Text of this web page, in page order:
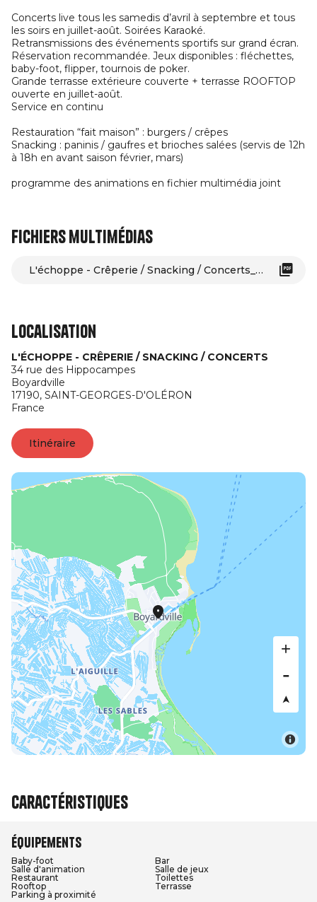
Concerts live tous les samedis d’avril à septembre et tous
les soirs en juillet-août. Soirées Karaoké.
Retransmissions des événements sportifs sur grand écran.
Réservation recommandée. Jeux disponibles : fléchettes,
baby-foot, flipper, tournois de poker.
Grande terrasse extérieure couverte + terrasse ROOFTOP
ouverte en juillet-août.
Service en continu
Restauration “fait maison” : burgers / crêpes
Snacking : paninis / gaufres et brioches salées (servis de 12h
à 18h en avant saison février, mars)
programme des animations en fichier multimédia joint
Fichiers multimédias
L'échoppe - Crêperie / Snacking / Concerts_Saint-Georges-d'Oléron
Localisation
L'ÉCHOPPE - CRÊPERIE / SNACKING / CONCERTS
34 rue des Hippocampes
Boyardville
17190, SAINT-GEORGES-D'OLÉRON
France
Itinéraire
Caractéristiques
Équipements
Baby-foot
Bar
Salle d'animation
Salle de jeux
Restaurant
Toilettes
Rooftop
Terrasse
Parking à proximité